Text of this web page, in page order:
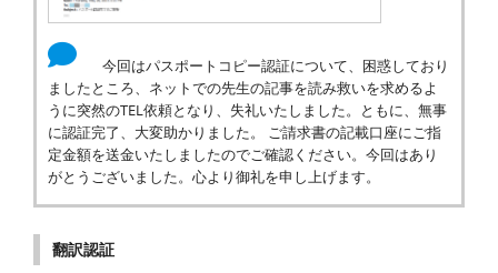
今回はパスポートコピー認証について、困惑しており
ましたところ、ネットでの先生の記事を読み救いを求めるよ
うに突然のTEL依頼となり、失礼いたしました。ともに、無事
に認証完了、大変助かりました。 ご請求書の記載口座にご指
定金額を送金いたしましたのでご確認ください。今回はあり
がとうございました。心より御礼を申し上げます。
翻訳認証